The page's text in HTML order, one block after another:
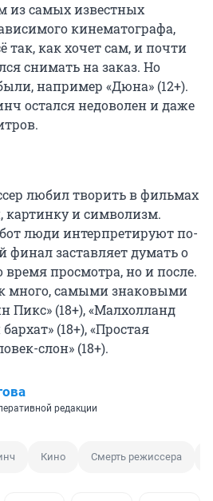
из самых известных
кинематографа,
так, как хочет сам, и почти
снимать на заказ. Но
например «Дюна» (12+).
остался недоволен и даже
любил творить в фильмах
картинку и символизм.
люди интерпретируют по-
финал заставляет думать о
просмотра, но и после.
много, самыми знаковыми
Пикс» (18+), «Малхолланд
(18+), «Простая
слон» (18+).
редакции
Кино Смерть режиссера